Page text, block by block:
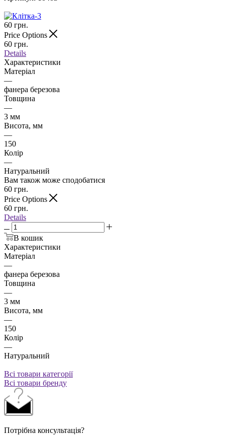
60 грн.
Price Options
60 грн.
Details
Характеристики
Матеріал
—
фанера березова
Товщина
—
3 мм
Висота, мм
—
150
Колір
—
Натуральний
Вам також може сподобатися
60 грн.
Price Options
60 грн.
Details
В кошик
Характеристики
Матеріал
—
фанера березова
Товщина
—
3 мм
Висота, мм
—
150
Колір
—
Натуральний
Всі товари категорії
Всі товари бренду
Потрібна консультація?